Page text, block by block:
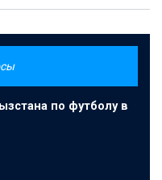
по футболу в